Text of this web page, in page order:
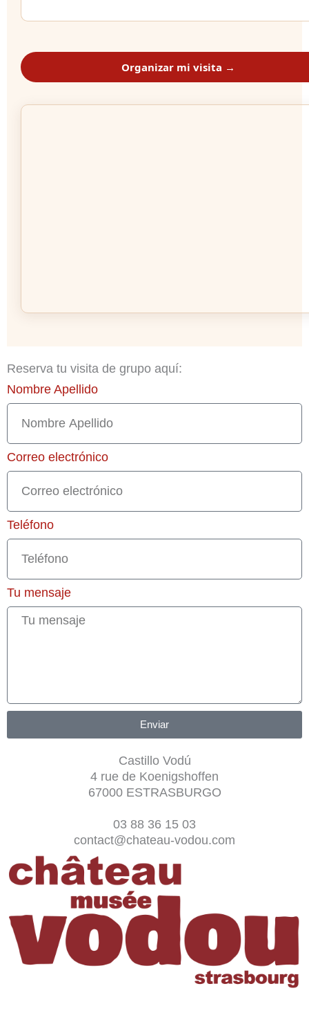
Organizar mi visita →
Reserva tu visita de grupo aquí:
Nombre Apellido
Correo electrónico
Teléfono
Tu mensaje
Enviar
Castillo Vodú
4 rue de Koenigshoffen
67000 ESTRASBURGO
03 88 36 15 03
contact@chateau-vodou.com